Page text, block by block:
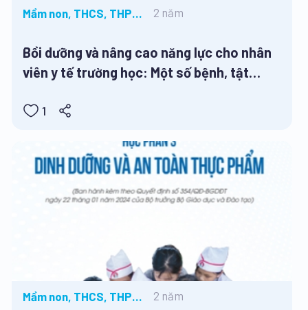
Mầm non, THCS, THPT,
2 năm
Bồi dưỡng và nâng cao năng lực cho nhân
viên y tế trường học: Một số bệnh, tật
1
Mầm non, THCS, THPT,
2 năm